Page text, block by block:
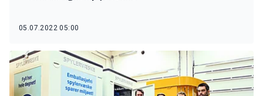
05.07.2022 05:00